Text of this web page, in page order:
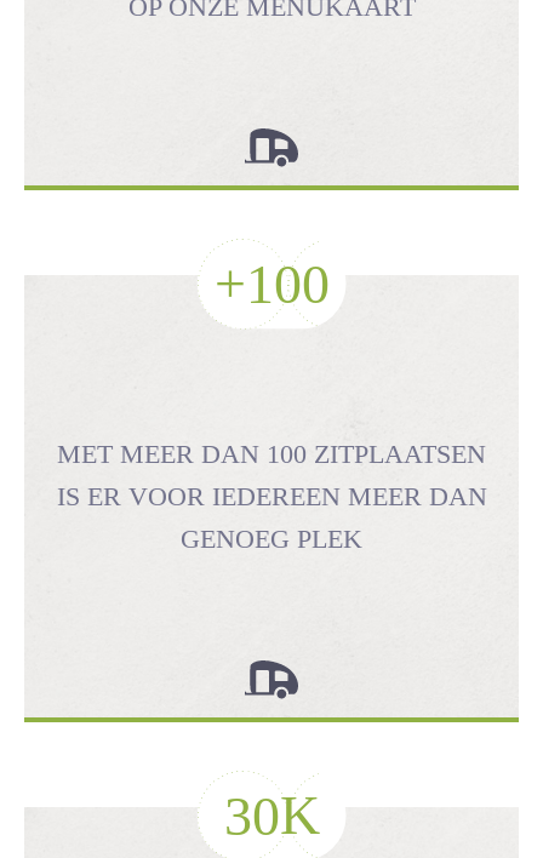
OP ONZE MENUKAART
+100
MET MEER DAN 100 ZITPLAATSEN
IS ER VOOR IEDEREEN MEER DAN
GENOEG PLEK
30K